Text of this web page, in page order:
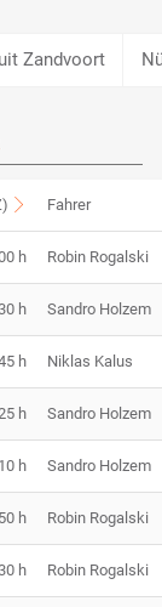
Zandvoort
Fahrer
h Robin Rogalski
h Sandro Holzem
h Niklas Kalus
h Sandro Holzem
h Sandro Holzem
h Robin Rogalski
h Robin Rogalski